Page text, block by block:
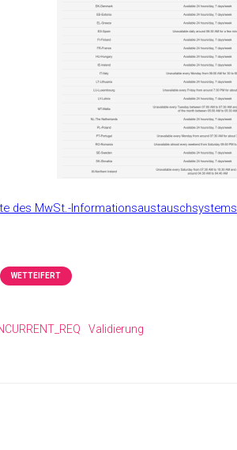
des MwSt.-Informationsaustauschsystems
WETTEIFERT
Validierung